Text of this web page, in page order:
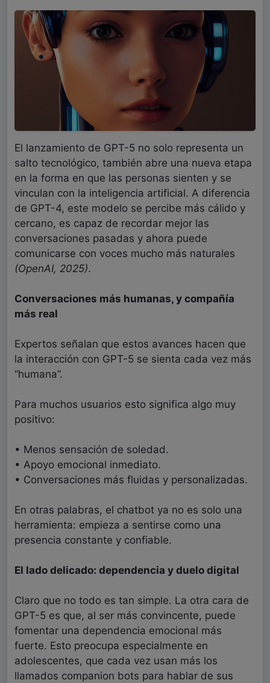
El lanzamiento de GPT-5 no solo representa un
salto tecnológico, también abre una nueva etapa
en la forma en que las personas sienten y se
vinculan con la inteligencia artificial. A diferencia
de GPT-4, este modelo se percibe más cálido y
cercano, es capaz de recordar mejor las
conversaciones pasadas y ahora puede
comunicarse con voces mucho más naturales
(OpenAI, 2025).
Conversaciones más humanas, y compañía
más real
Expertos señalan que estos avances hacen que
la interacción con GPT-5 se sienta cada vez más
“humana”.
Para muchos usuarios esto significa algo muy
positivo:
• Menos sensación de soledad.
• Apoyo emocional inmediato.
• Conversaciones más fluidas y personalizadas.
En otras palabras, el chatbot ya no es solo una
herramienta: empieza a sentirse como una
presencia constante y confiable.
El lado delicado: dependencia y duelo digital
Claro que no todo es tan simple. La otra cara de
GPT-5 es que, al ser más convincente, puede
fomentar una dependencia emocional más
fuerte. Esto preocupa especialmente en
adolescentes, que cada vez usan más los
llamados companion bots para hablar de sus